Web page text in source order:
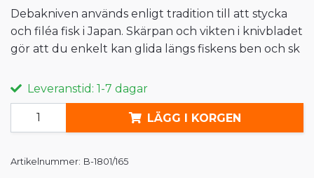
Debakniven används enligt tradition till att stycka
och filéa fisk i Japan. Skärpan och vikten i knivbladet
gör att du enkelt kan glida längs fiskens ben och sk
Leveranstid: 1-7 dagar
LÄGG I KORGEN
Artikelnummer: B-1801/165